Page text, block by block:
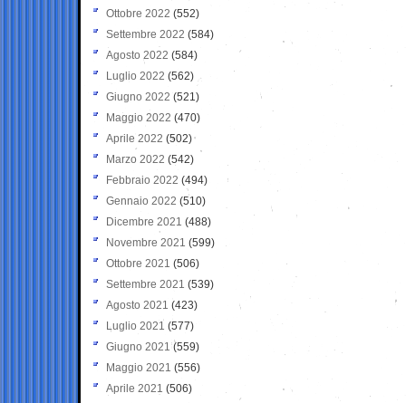
Ottobre 2022 (552)
Settembre 2022 (584)
Agosto 2022 (584)
Luglio 2022 (562)
Giugno 2022 (521)
Maggio 2022 (470)
Aprile 2022 (502)
Marzo 2022 (542)
Febbraio 2022 (494)
Gennaio 2022 (510)
Dicembre 2021 (488)
Novembre 2021 (599)
Ottobre 2021 (506)
Settembre 2021 (539)
Agosto 2021 (423)
Luglio 2021 (577)
Giugno 2021(559)
Maggio 2021 (556)
Aprile 2021 (506)